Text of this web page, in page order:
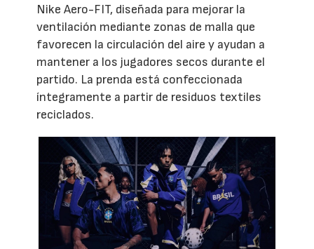
Nike Aero-FIT, diseñada para mejorar la
ventilación mediante zonas de malla que
favorecen la circulación del aire y ayudan a
mantener a los jugadores secos durante el
partido. La prenda está confeccionada
íntegramente a partir de residuos textiles
reciclados.